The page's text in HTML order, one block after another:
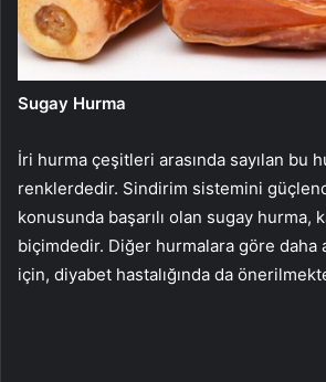
Sugay Hurma
İri hurma çeşitleri arasında sayılan bu
renklerdedir. Sindirim sistemini
konusunda başarılı olan sugay hurma,
biçimdedir. Diğer hurmalara göre daha
için, diyabet hastalığında da